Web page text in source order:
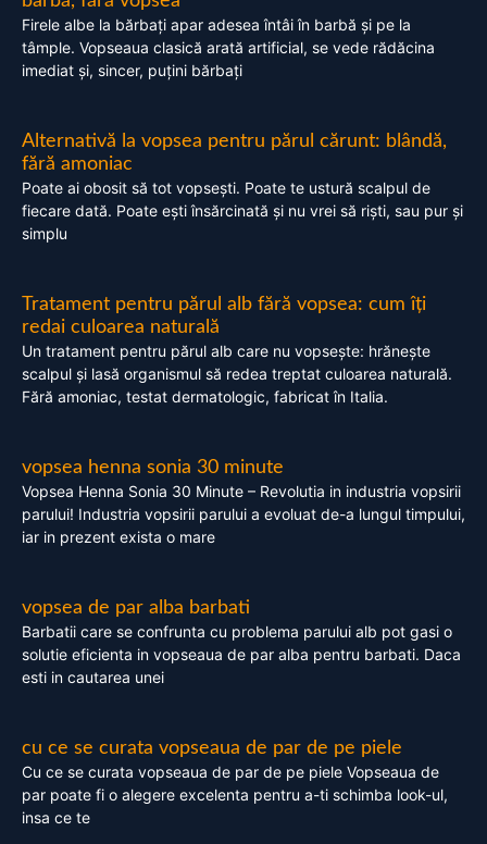
Firele albe la bărbați apar adesea întâi în barbă și pe la
tâmple. Vopseaua clasică arată artificial, se vede rădăcina
imediat și, sincer, puțini bărbați
Alternativă la vopsea pentru părul cărunt: blândă,
fără amoniac
Poate ai obosit să tot vopsești. Poate te ustură scalpul de
fiecare dată. Poate ești însărcinată și nu vrei să riști, sau pur și
simplu
Tratament pentru părul alb fără vopsea: cum îți
redai culoarea naturală
Un tratament pentru părul alb care nu vopsește: hrănește
scalpul și lasă organismul să redea treptat culoarea naturală.
Fără amoniac, testat dermatologic, fabricat în Italia.
vopsea henna sonia 30 minute
Vopsea Henna Sonia 30 Minute – Revolutia in industria vopsirii
parului! Industria vopsirii parului a evoluat de-a lungul timpului,
iar in prezent exista o mare
vopsea de par alba barbati
Barbatii care se confrunta cu problema parului alb pot gasi o
solutie eficienta in vopseaua de par alba pentru barbati. Daca
esti in cautarea unei
cu ce se curata vopseaua de par de pe piele
Cu ce se curata vopseaua de par de pe piele Vopseaua de
par poate fi o alegere excelenta pentru a-ti schimba look-ul,
insa ce te